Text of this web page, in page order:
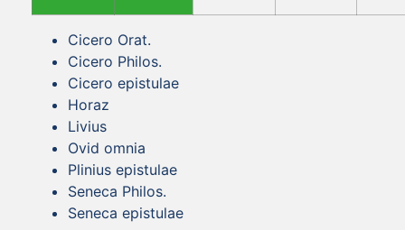
Cicero Orat.
Cicero Philos.
Cicero epistulae
Horaz
Livius
Ovid omnia
Plinius epistulae
Seneca Philos.
Seneca epistulae